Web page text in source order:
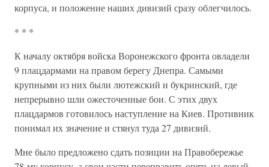
корпуса, и положение наших дивизий сразу облегчилось.
* * *
К началу октября войска Воронежского фронта овладели
9 плацдармами на правом берегу Днепра. Самыми
крупными из них были лютежский и букринский, где
непрерывно шли ожесточенные бои. С этих двух
плацдармов готовилось наступление на Киев. Противник
понимал их значение и стянул туда 27 дивизий.
Мне было предложено сдать позиции на Правобережье